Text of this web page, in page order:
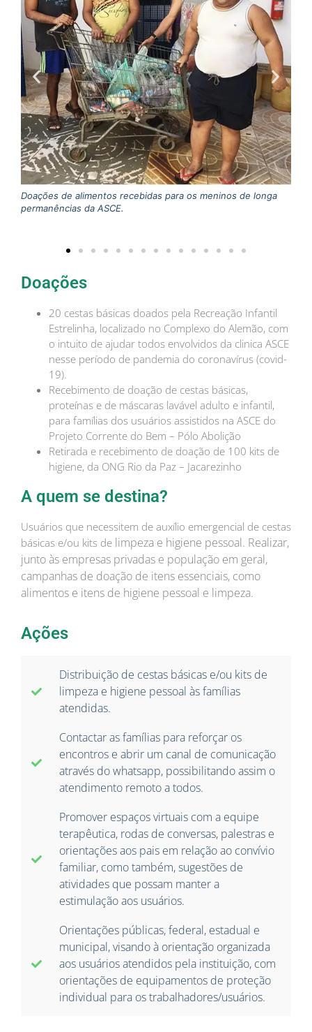
Doações de alimentos recebidas para os meninos de longa
permanências da ASCE.
Doações
20 cestas básicas doados pela Recreação Infantil
Estrelinha, localizado no Complexo do Alemão, com
o intuito de ajudar todos envolvidos da clinica ASCE
nesse período de pandemia do coronavírus (covid-
19).
Recebimento de doação de cestas básicas,
proteínas e de máscaras lavável adulto e infantil,
para famílias dos usuários assistidos na ASCE do
Projeto Corrente do Bem – Pólo Abolição
Retirada e recebimento de doação de 100 kits de
higiene, da ONG Rio da Paz – Jacarezinho
A quem se destina?
Usuários que necessitem de auxílio emergencial de cestas
básicas e/ou kits de limpeza e higiene pessoal. Realizar,
junto às empresas privadas e população em geral,
campanhas de doação de itens essenciais, como
alimentos e itens de higiene pessoal e limpeza.
Ações
Distribuição de cestas básicas e/ou kits de
limpeza e higiene pessoal às famílias
atendidas.
Contactar as famílias para reforçar os
encontros e abrir um canal de comunicação
através do whatsapp, possibilitando assim o
atendimento remoto a todos.
Promover espaços virtuais com a equipe
terapêutica, rodas de conversas, palestras e
orientações aos pais em relação ao convívio
familiar, como também, sugestões de
atividades que possam manter a
estimulação aos usuários.
Orientações públicas, federal, estadual e
municipal, visando à orientação organizada
aos usuários atendidos pela instituição, com
orientações de equipamentos de proteção
individual para os trabalhadores/usuários.